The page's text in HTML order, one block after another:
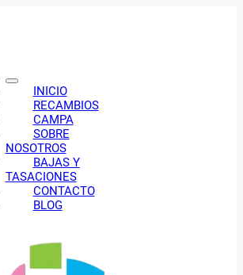
INICIO
RECAMBIOS
CAMPA
SOBRE
NOSOTROS
BAJAS Y
TASACIONES
CONTACTO
BLOG